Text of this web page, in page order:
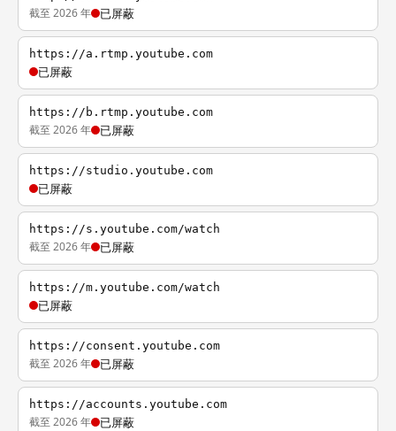
截至 2026 年 已屏蔽
https://a.rtmp.youtube.com
已屏蔽
https://b.rtmp.youtube.com
截至 2026 年 已屏蔽
https://studio.youtube.com
已屏蔽
https://s.youtube.com/watch
截至 2026 年 已屏蔽
https://m.youtube.com/watch
已屏蔽
https://consent.youtube.com
截至 2026 年 已屏蔽
https://accounts.youtube.com
截至 2026 年 已屏蔽